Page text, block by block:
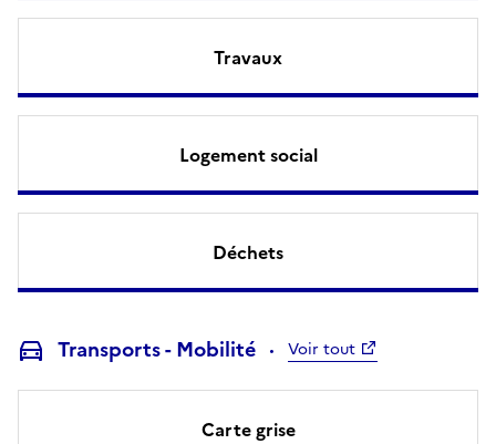
Travaux
Logement social
Déchets
Transports - Mobilité Voir tout
Carte grise